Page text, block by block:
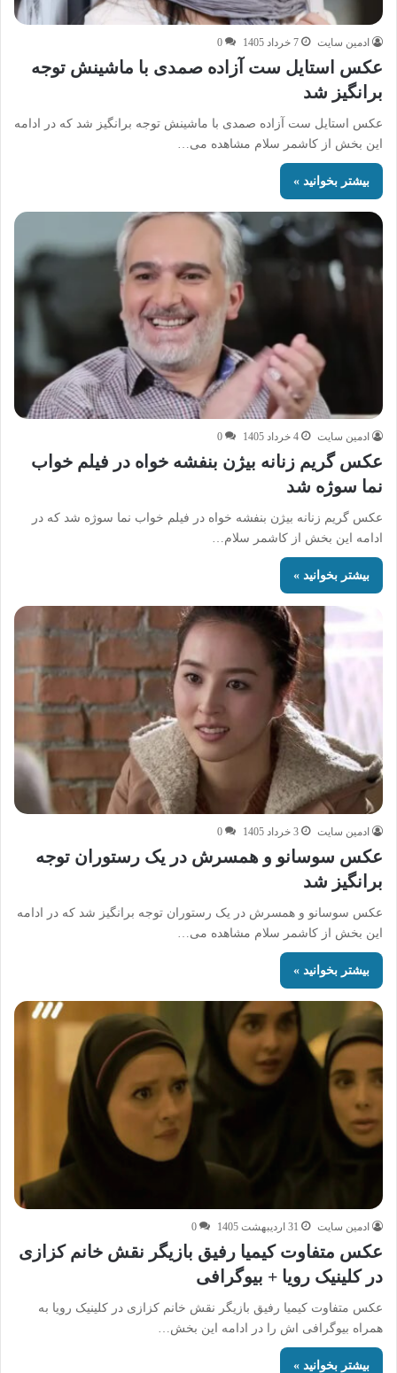
ادمین سایت 7 خرداد 1405 0
عکس استایل ست آزاده صمدی با ماشینش توجه
برانگیز شد
عکس استایل ست آزاده صمدی با ماشینش توجه برانگیز شد که در ادامه
این بخش از کاشمر سلام مشاهده می…
بیشتر بخوانید »
ادمین سایت 4 خرداد 1405 0
عکس گریم زنانه بیژن بنفشه خواه در فیلم خواب‌
نما سوژه شد
عکس گریم زنانه بیژن بنفشه خواه در فیلم خواب‌ نما سوژه شد که در
ادامه این بخش از کاشمر سلام…
بیشتر بخوانید »
ادمین سایت 3 خرداد 1405 0
عکس سوسانو و همسرش در یک رستوران توجه
برانگیز شد
عکس سوسانو و همسرش در یک رستوران توجه برانگیز شد که در ادامه
این بخش از کاشمر سلام مشاهده می…
بیشتر بخوانید »
ادمین سایت 31 اردیبهشت 1405 0
عکس متفاوت کیمیا رفیق بازیگر نقش خانم کزازی
در کلینیک رویا + بیوگرافی
عکس متفاوت کیمیا رفیق بازیگر نقش خانم کزازی در کلینیک رویا به
همراه بیوگرافی اش را در ادامه این بخش…
بیشتر بخوانید »